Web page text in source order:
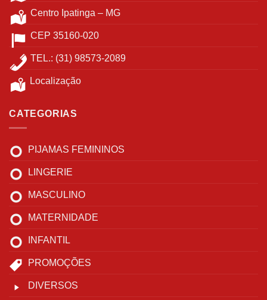
Centro Ipatinga – MG
CEP 35160-020
TEL.: (31) 98573-2089
Localização
CATEGORIAS
PIJAMAS FEMININOS
LINGERIE
MASCULINO
MATERNIDADE
INFANTIL
PROMOÇÕES
DIVERSOS